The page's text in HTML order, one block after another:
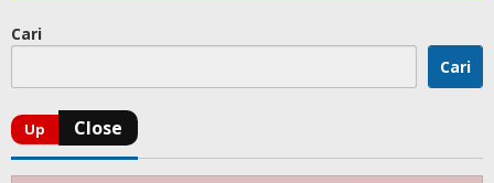
Cari
Cari